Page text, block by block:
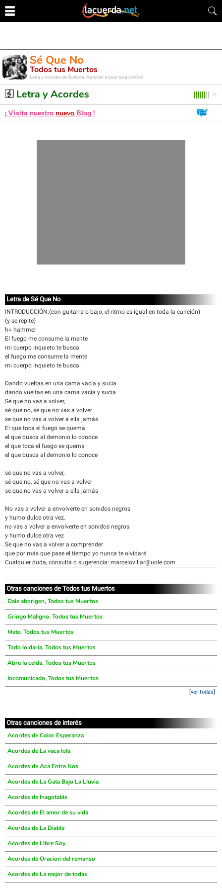
Sé Que No
Todos tus Muertos
Letra y Acordes de Guitarra. Aprende a tocar esta canción
Letra y Acordes
¡ Visita nuestro nuevo Blog !
Letra de Sé Que No
INTRODUCCIÓN:(con guitarra o bajo, el ritmo es igual en toda la canción)
(y se repite)
h= hammer
El fuego me consume la mente
mi cuerpo inquieto te busca
el fuego me consume la mente
mi cuerpo inquieto te busca.
Dando vueltas en una cama vacía y sucia
dando vueltas en una cama vacía y sucia
Sé que no vas a volver,
sé que no, sé que no vas a volver
se que no vas a volver a ella jamás
El que toca el fuego se quema
el que busca al demonio lo conoce
el que toca el fuego se quema
el que busca al demonio lo conoce
sé que no vas a volver,
sé que no, sé que no vas a volver
se que no vas a volver a ella jamás
No vas a volver a envolverte en sonidos negros
y humo dulce otra vez.
no vas a volver a envolverte en sonidos negros
y humo dulce otra vez
Se que no vas a volver a comprender
que por más que pase el tiempo yo nunca te olvidaré.
Cualquier duda, consulta o sugerencia: marcelovillar@uole.com
Otras canciones de Todos tus Muertos
Dale aborigen, Todos tus Muertos
Gringo Maligno, Todos tus Muertos
Mate, Todos tus Muertos
Todo lo daría, Todos tus Muertos
Abre la celda, Todos tus Muertos
Incomunicado, Todos tus Muertos
[ver todas]
Otras canciones de interés
Acordes de Color Esperanza
Acordes de La vaca lola
Acordes de Aca Entre Nos
Acordes de La Gata Bajo La Lluvia
Acordes de Inagotable
Acordes de El amor de su vida
Acordes de La Diabla
Acordes de Libre Soy
Acordes de Oracion del remanso
Acordes de La mejor de todas